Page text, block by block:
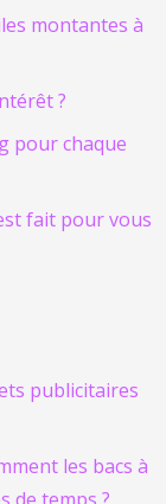
montantes à
?
pour chaque
fait pour vous
publicitaires
les bacs à
de temps ?